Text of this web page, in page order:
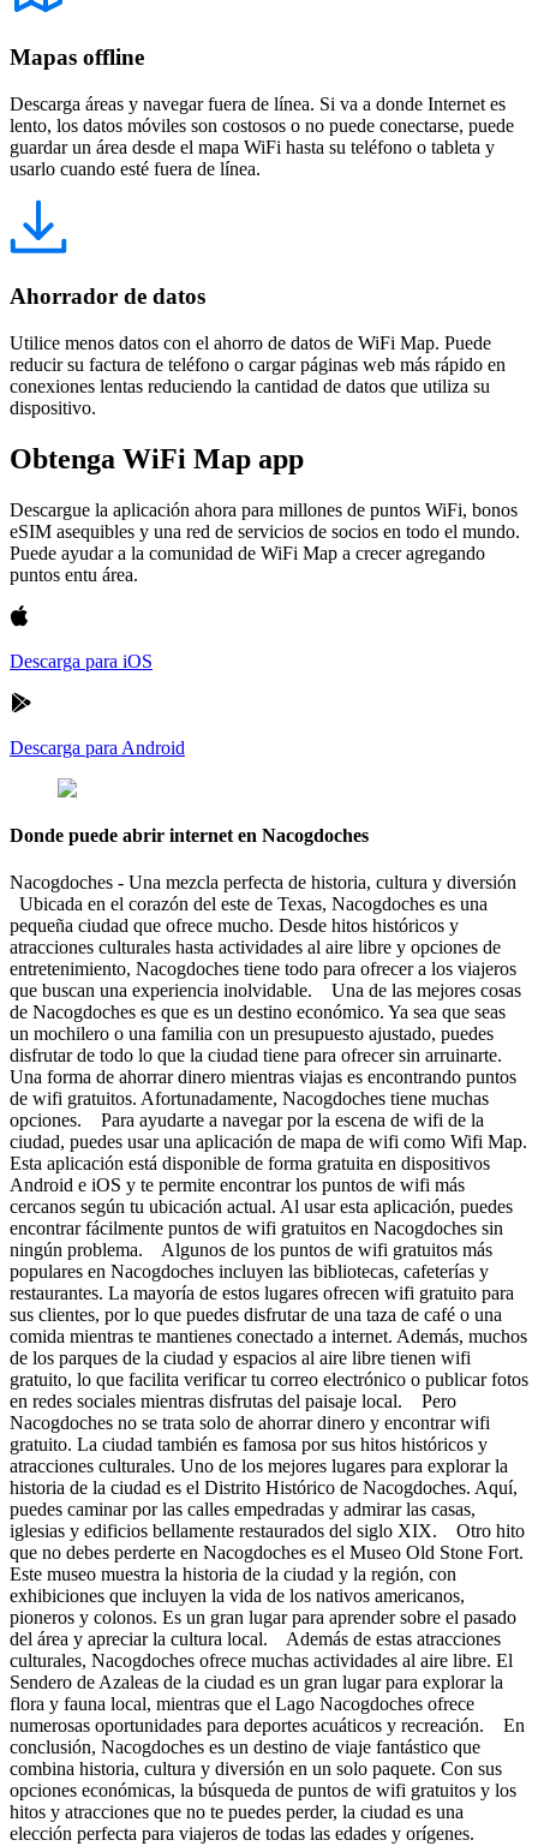
Mapas offline
Descarga áreas y navegar fuera de línea. Si va a donde Internet es
lento, los datos móviles son costosos o no puede conectarse, puede
guardar un área desde el mapa WiFi hasta su teléfono o tableta y
usarlo cuando esté fuera de línea.
Ahorrador de datos
Utilice menos datos con el ahorro de datos de WiFi Map. Puede
reducir su factura de teléfono o cargar páginas web más rápido en
conexiones lentas reduciendo la cantidad de datos que utiliza su
dispositivo.
Obtenga WiFi Map app
Descargue la aplicación ahora para millones de puntos WiFi, bonos
eSIM asequibles y una red de servicios de socios en todo el mundo.
Puede ayudar a la comunidad de WiFi Map a crecer agregando
puntos entu área.
Descarga para iOS
Descarga para Android
Donde puede abrir internet en Nacogdoches
Nacogdoches - Una mezcla perfecta de historia, cultura y diversión
Ubicada en el corazón del este de Texas, Nacogdoches es una
pequeña ciudad que ofrece mucho. Desde hitos históricos y
atracciones culturales hasta actividades al aire libre y opciones de
entretenimiento, Nacogdoches tiene todo para ofrecer a los viajeros
que buscan una experiencia inolvidable. Una de las mejores cosas
de Nacogdoches es que es un destino económico. Ya sea que seas
un mochilero o una familia con un presupuesto ajustado, puedes
disfrutar de todo lo que la ciudad tiene para ofrecer sin arruinarte.
Una forma de ahorrar dinero mientras viajas es encontrando puntos
de wifi gratuitos. Afortunadamente, Nacogdoches tiene muchas
opciones. Para ayudarte a navegar por la escena de wifi de la
ciudad, puedes usar una aplicación de mapa de wifi como Wifi Map.
Esta aplicación está disponible de forma gratuita en dispositivos
Android e iOS y te permite encontrar los puntos de wifi más
cercanos según tu ubicación actual. Al usar esta aplicación, puedes
encontrar fácilmente puntos de wifi gratuitos en Nacogdoches sin
ningún problema. Algunos de los puntos de wifi gratuitos más
populares en Nacogdoches incluyen las bibliotecas, cafeterías y
restaurantes. La mayoría de estos lugares ofrecen wifi gratuito para
sus clientes, por lo que puedes disfrutar de una taza de café o una
comida mientras te mantienes conectado a internet. Además, muchos
de los parques de la ciudad y espacios al aire libre tienen wifi
gratuito, lo que facilita verificar tu correo electrónico o publicar fotos
en redes sociales mientras disfrutas del paisaje local. Pero
Nacogdoches no se trata solo de ahorrar dinero y encontrar wifi
gratuito. La ciudad también es famosa por sus hitos históricos y
atracciones culturales. Uno de los mejores lugares para explorar la
historia de la ciudad es el Distrito Histórico de Nacogdoches. Aquí,
puedes caminar por las calles empedradas y admirar las casas,
iglesias y edificios bellamente restaurados del siglo XIX. Otro hito
que no debes perderte en Nacogdoches es el Museo Old Stone Fort.
Este museo muestra la historia de la ciudad y la región, con
exhibiciones que incluyen la vida de los nativos americanos,
pioneros y colonos. Es un gran lugar para aprender sobre el pasado
del área y apreciar la cultura local. Además de estas atracciones
culturales, Nacogdoches ofrece muchas actividades al aire libre. El
Sendero de Azaleas de la ciudad es un gran lugar para explorar la
flora y fauna local, mientras que el Lago Nacogdoches ofrece
numerosas oportunidades para deportes acuáticos y recreación. En
conclusión, Nacogdoches es un destino de viaje fantástico que
combina historia, cultura y diversión en un solo paquete. Con sus
opciones económicas, la búsqueda de puntos de wifi gratuitos y los
hitos y atracciones que no te puedes perder, la ciudad es una
elección perfecta para viajeros de todas las edades y orígenes.